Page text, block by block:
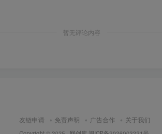
暂无评论内容
友链申请 免责声明 广告合作 关于我们